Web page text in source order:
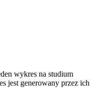
wykres na studium
jest generowany przez ich